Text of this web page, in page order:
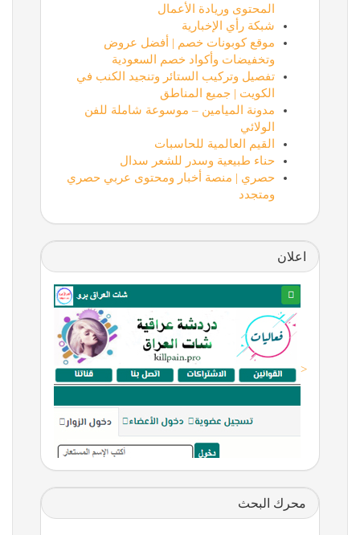
المحتوى وريادة الأعمال
شبكة رأي الإخبارية
موقع كوبونات خصم | أفضل عروض
وتخفيضات وأكواد خصم السعودية
تفصيل وتركيب الستائر وتنجيد الكنب في
الكويت | جميع المناطق
مدونة الميامين – موسوعة شاملة للفن
الولائي
القيم العالمية للحاسبات
حناء طبيعية وسدر للشعر سدال
حصري | منصة أخبار ومحتوى عربي حصري
ومتجدد
اعلان
<
محرك البحث